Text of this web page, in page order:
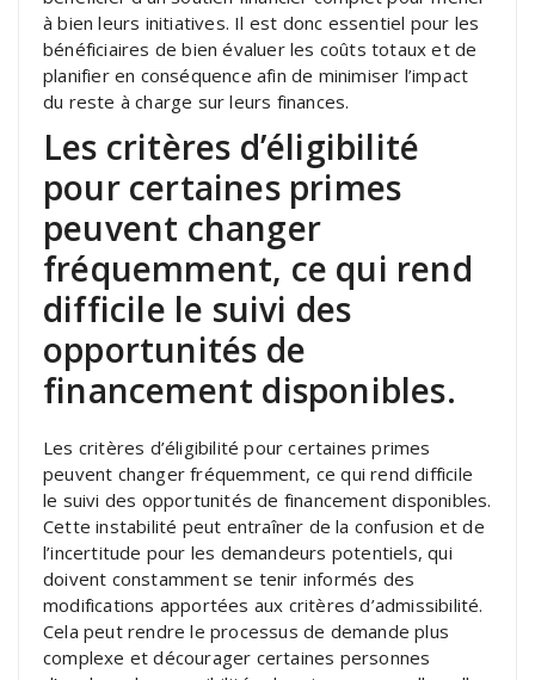
à bien leurs initiatives. Il est donc essentiel pour les
bénéficiaires de bien évaluer les coûts totaux et de
planifier en conséquence afin de minimiser l’impact
du reste à charge sur leurs finances.
Les critères d’éligibilité
pour certaines primes
peuvent changer
fréquemment, ce qui rend
difficile le suivi des
opportunités de
financement disponibles.
Les critères d’éligibilité pour certaines primes
peuvent changer fréquemment, ce qui rend difficile
le suivi des opportunités de financement disponibles.
Cette instabilité peut entraîner de la confusion et de
l’incertitude pour les demandeurs potentiels, qui
doivent constamment se tenir informés des
modifications apportées aux critères d’admissibilité.
Cela peut rendre le processus de demande plus
complexe et décourager certaines personnes